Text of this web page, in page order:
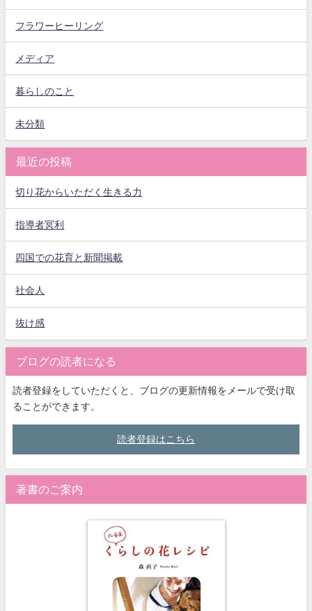
フラワーヒーリング
メディア
暮らしのこと
未分類
最近の投稿
切り花からいただく生きる力
指導者冥利
四国での花育と新聞掲載
社会人
抜け感
ブログの読者になる
読者登録をしていただくと、ブログの更新情報をメールで受け取
ることができます。
読者登録はこちら
著書のご案内